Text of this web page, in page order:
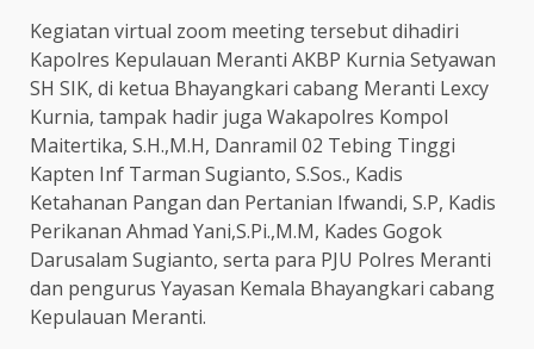
Kegiatan virtual zoom meeting tersebut dihadiri
Kapolres Kepulauan Meranti AKBP Kurnia Setyawan
SH SIK, di ketua Bhayangkari cabang Meranti Lexcy
Kurnia, tampak hadir juga Wakapolres Kompol
Maitertika, S.H.,M.H, Danramil 02 Tebing Tinggi
Kapten Inf Tarman Sugianto, S.Sos., Kadis
Ketahanan Pangan dan Pertanian Ifwandi, S.P, Kadis
Perikanan Ahmad Yani,S.Pi.,M.M, Kades Gogok
Darusalam Sugianto, serta para PJU Polres Meranti
dan pengurus Yayasan Kemala Bhayangkari cabang
Kepulauan Meranti.